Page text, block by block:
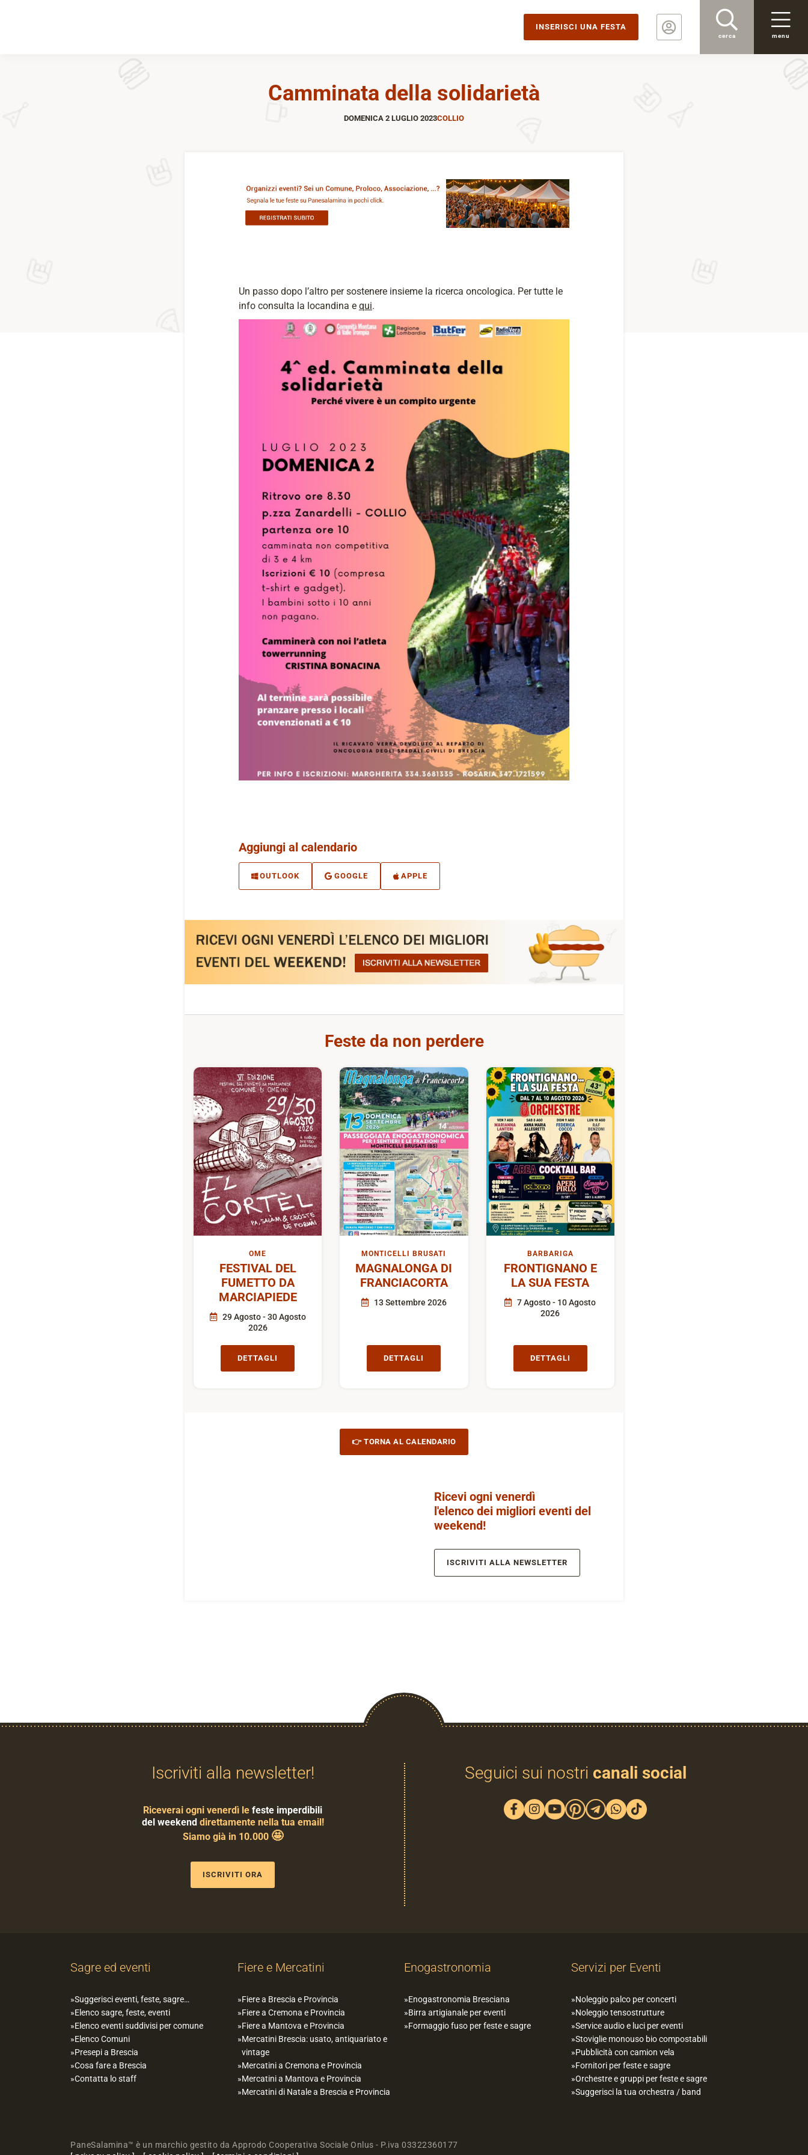
INSERISCI UNA FESTA
cerca menu
Camminata della solidarietà
DOMENICA 2 LUGLIO 2023COLLIO
Un passo dopo l’altro per sostenere insieme la ricerca oncologica. Per tutte le
info consulta la locandina e qui.
Aggiungi al calendario
OUTLOOK GOOGLE APPLE
Feste da non perdere
OME
FESTIVAL DEL
FUMETTO DA
MARCIAPIEDE
29 Agosto - 30 Agosto
2026
DETTAGLI
MONTICELLI BRUSATI
MAGNALONGA DI
FRANCIACORTA
13 Settembre 2026
DETTAGLI
BARBARIGA
FRONTIGNANO E
LA SUA FESTA
7 Agosto - 10 Agosto
2026
DETTAGLI
👉 TORNA AL CALENDARIO
Ricevi ogni venerdì
l'elenco dei migliori eventi del
weekend!
ISCRIVITI ALLA NEWSLETTER
Iscriviti alla newsletter!
Riceverai ogni venerdì le feste imperdibili
del weekenddirettamente nella tua email!
Siamo già in 10.000 🤩
ISCRIVITI ORA
Seguici sui nostri canali social
Sagre ed eventi
Suggerisci eventi, feste, sagre…
Elenco sagre, feste, eventi
Elenco eventi suddivisi per comune
Elenco Comuni
Presepi a Brescia
Cosa fare a Brescia
Contatta lo staff
Fiere e Mercatini
Fiere a Brescia e Provincia
Fiere a Cremona e Provincia
Fiere a Mantova e Provincia
Mercatini Brescia: usato, antiquariato e
vintage
Mercatini a Cremona e Provincia
Mercatini a Mantova e Provincia
Mercatini di Natale a Brescia e Provincia
Enogastronomia
Enogastronomia Bresciana
Birra artigianale per eventi
Formaggio fuso per feste e sagre
Servizi per Eventi
Noleggio palco per concerti
Noleggio tensostrutture
Service audio e luci per eventi
Stoviglie monouso bio compostabili
Pubblicità con camion vela
Fornitori per feste e sagre
Orchestre e gruppi per feste e sagre
Suggerisci la tua orchestra / band
PaneSalamina™ è un marchio gestito da Approdo Cooperativa Sociale Onlus - P.iva 03322360177